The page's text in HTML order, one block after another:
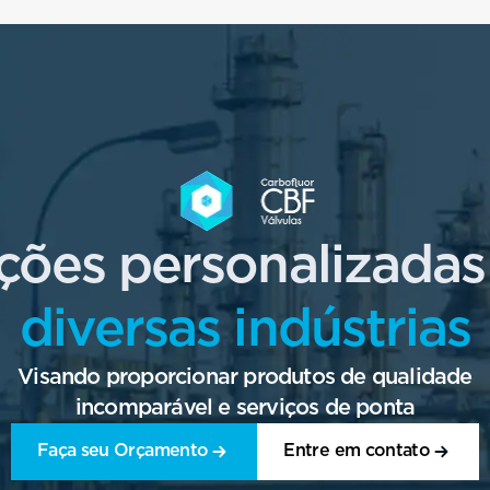
diversas indústrias
Visando proporcionar produtos de qualidade
incomparável e serviços de ponta
Faça seu Orçamento Entre em contato